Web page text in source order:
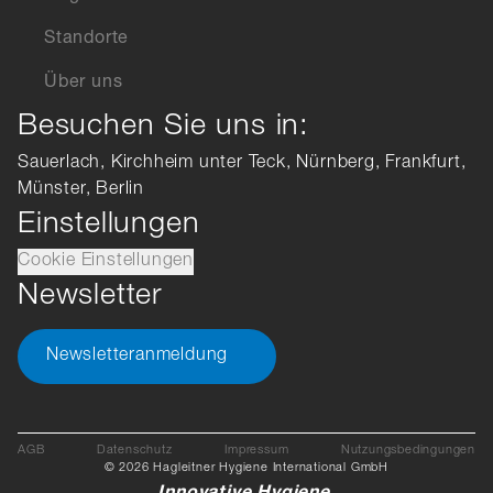
Standorte
Über uns
Besuchen Sie uns in:
Sauerlach, Kirchheim unter Teck, Nürnberg, Frankfurt,
Münster, Berlin
Einstellungen
Cookie Einstellungen
Newsletter
Newsletteranmeldung
AGB Datenschutz Impressum
Nutzungsbedingungen
© 2026 Hagleitner Hygiene International GmbH